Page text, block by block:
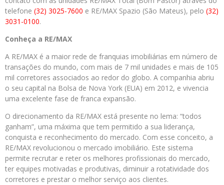
telefone (32) 3025-7600 e RE/MAX Spazio (São Mateus), pelo (32)
3031-0100.
Conheça a RE/MAX
A RE/MAX é a maior rede de franquias imobiliárias em número de
transações do mundo, com mais de 7 mil unidades e mais de 105
mil corretores associados ao redor do globo. A companhia abriu
o seu capital na Bolsa de Nova York (EUA) em 2012, e vivencia
uma excelente fase de franca expansão.
O direcionamento da RE/MAX está presente no lema: “todos
ganham”, uma máxima que tem permitido a sua liderança,
conquista e reconhecimento do mercado. Com esse conceito, a
RE/MAX revolucionou o mercado imobiliário. Este sistema
permite recrutar e reter os melhores profissionais do mercado,
ter equipes motivadas e produtivas, diminuir a rotatividade dos
corretores e prestar o melhor serviço aos clientes.